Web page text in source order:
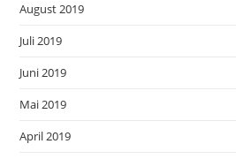
August 2019
Juli 2019
Juni 2019
Mai 2019
April 2019